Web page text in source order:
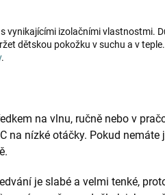
vynikajícími izolačními vlastnostmi.
dětskou pokožku v suchu a v
.
na vlnu, ručně nebo v
na nízké otáčky. Pokud nemáte
je slabé a velmi tenké,